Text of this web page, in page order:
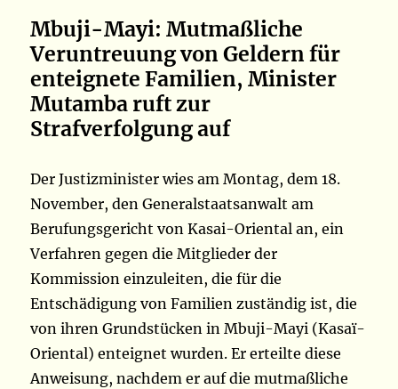
Mbuji-Mayi: Mutmaßliche
Veruntreuung von Geldern für
enteignete Familien, Minister
Mutamba ruft zur
Strafverfolgung auf
Der Justizminister wies am Montag, dem 18.
November, den Generalstaatsanwalt am
Berufungsgericht von Kasai-Oriental an, ein
Verfahren gegen die Mitglieder der
Kommission einzuleiten, die für die
Entschädigung von Familien zuständig ist, die
von ihren Grundstücken in Mbuji-Mayi (Kasaï-
Oriental) enteignet wurden. Er erteilte diese
Anweisung, nachdem er auf die mutmaßliche